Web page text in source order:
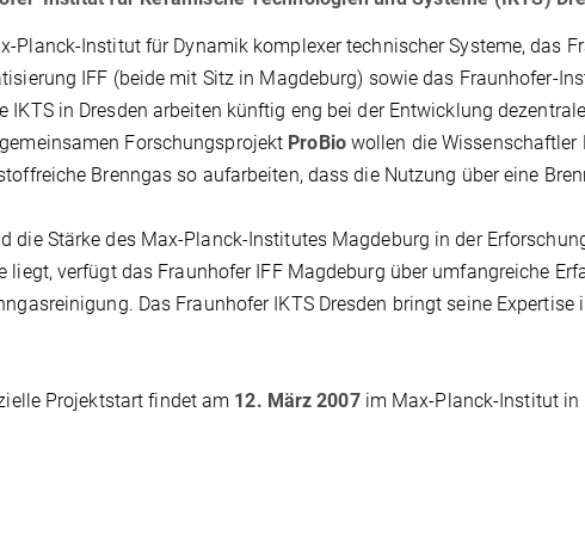
Planck-Institut für Dynamik komplexer technischer Systeme, das
IFF (beide mit Sitz in Magdeburg) sowie das Fraunhofer-
IKTS in Dresden arbeiten künftig eng bei der Entwicklung
Forschungsprojekt ProBiowollen die Wissenschaftler
Brenngas so aufarbeiten, dass die Nutzung über eine
die Stärke des Max-Planck-Institutes Magdeburg in der
liegt, verfügt das Fraunhofer IFF Magdeburg über umfangreiche
Das Fraunhofer IKTS Dresden bringt seine
Projektstart findet am 12. März 2007im Max-Planck-Institut in